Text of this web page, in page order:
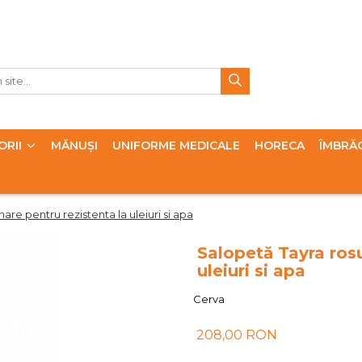
MĂNUȘI UNIFORME MEDICALE HORECA
pentru rezistenta la uleiuri si apa
Salopetă Tayra
uleiuri si apa
Cerva
208,00 RON